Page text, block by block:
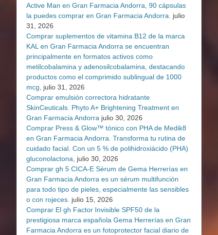
Active Man en Gran Farmacia Andorra, 90 cápsulas
la puedes comprar en Gran Farmacia Andorra. julio
31, 2026
Comprar suplementos de vitamina B12 de la marca
KAL en Gran Farmacia Andorra se encuentran
principalmente en formatos activos como
metilcobalamina y adenosilcobalamina, destacando
productos como el comprimido sublingual de 1000
mcg, julio 31, 2026
Comprar emulsión correctora hidratante
SkinCeuticals. Phyto A+ Brightening Treatment en
Gran Farmacia Andorra julio 30, 2026
Comprar Press & Glow™ tónico con PHA de Medik8
en Gran Farmacia Andorra. Transforma tu rutina de
cuidado facial. Con un 5 % de polihidroxiácido (PHA)
gluconolactona, julio 30, 2026
Comprar gh 5 CICA-E Sérum de Gema Herrerías en
Gran Farmacia Andorra es un sérum multifunción
para todo tipo de pieles, especialmente las sensibles
o con rojeces. julio 15, 2026
Comprar El gh Factor Invisible SPF50 de la
prestigiosa marca española Gema Herrerías en Gran
Farmacia Andorra es un fotoprotector facial diario de